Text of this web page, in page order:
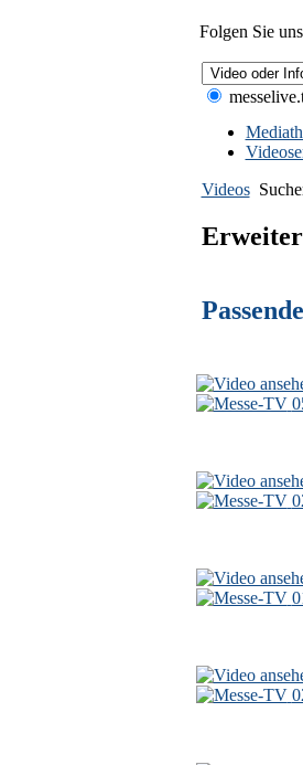
Folgen Sie
Videos